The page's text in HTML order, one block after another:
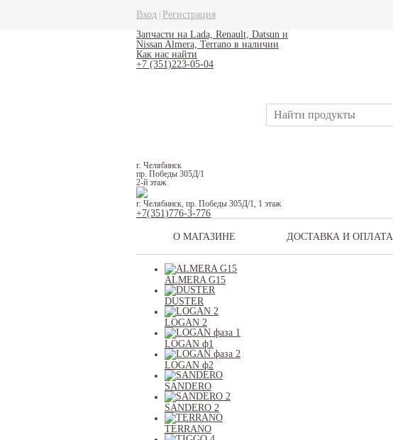
Вход Регистрация
Запчасти на Lada, Renault, Datsun и
Nissan Almera, Terrano в наличии
Как нас найти
+7 (351)223-05-04
г. Челябинск
пр. Победы 305Д/1
2-й этаж
г. Челябинск, пр. Победы 305Д/1, 1 этаж
+7(351)776-3-776
О МАГАЗИНЕ ДОСТАВКА И ОПЛАТА
ALMERA G15
DUSTER
LOGAN 2
LOGAN ф1
LOGAN ф2
SANDERO
SANDERO 2
TERRANO